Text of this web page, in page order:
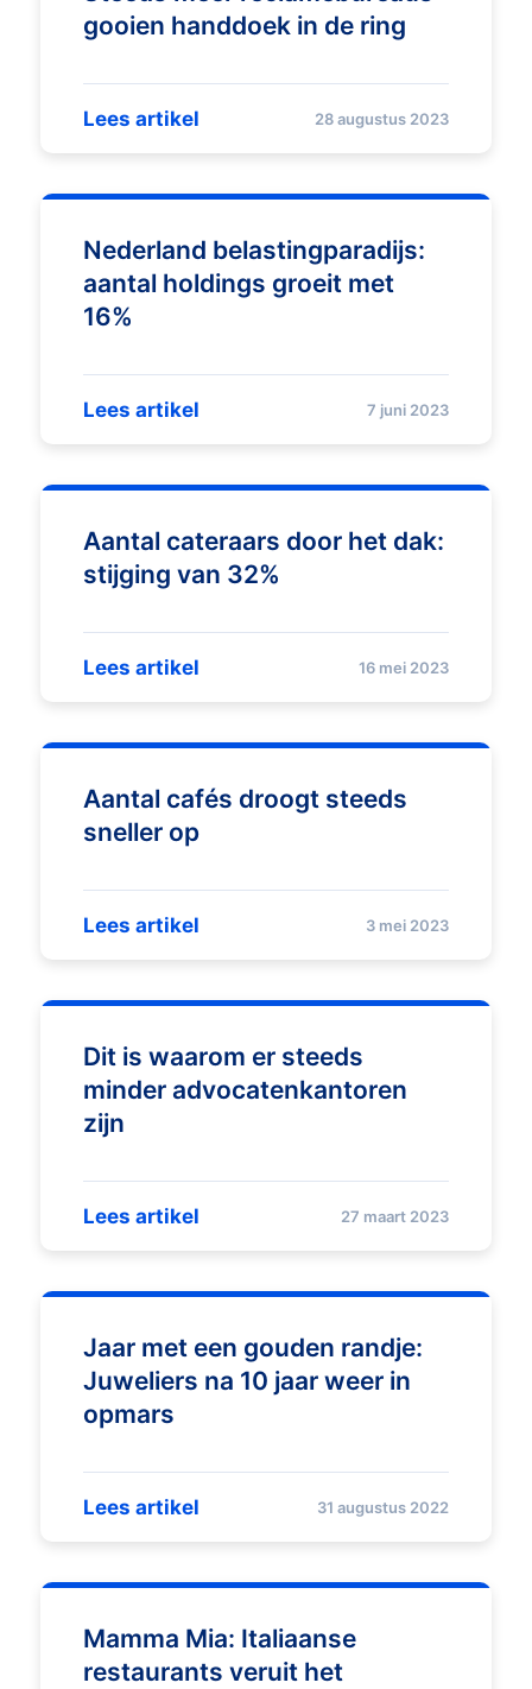
gooien handdoek in de ring
Lees artikel 28 augustus 2023
Nederland belastingparadijs:
aantal holdings groeit met
16%
Lees artikel 7 juni 2023
Aantal cateraars door het dak:
stijging van 32%
Lees artikel 16 mei 2023
Aantal cafés droogt steeds
sneller op
Lees artikel 3 mei 2023
Dit is waarom er steeds
minder advocatenkantoren
zijn
Lees artikel 27 maart 2023
Jaar met een gouden randje:
Juweliers na 10 jaar weer in
opmars
Lees artikel 31 augustus 2022
Mamma Mia: Italiaanse
restaurants veruit het